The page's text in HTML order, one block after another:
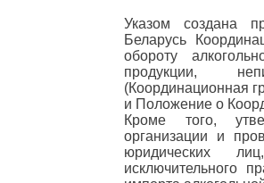
Указом создана
Беларусь
обороту
продукции,
(Координационная
и Положение о
Кроме того,
организации и
юридических
исключительного